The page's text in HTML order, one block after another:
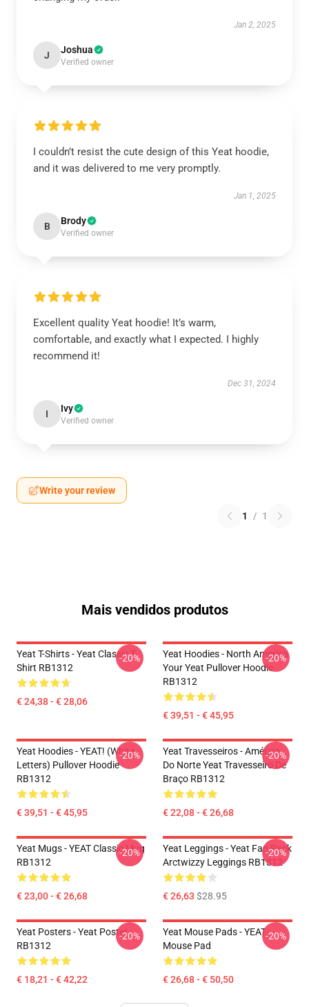
Jan 2, 2025
J Joshua
Verified owner
I couldn’t resist the cute design of this Yeat hoodie,
and it was delivered to me very promptly.
Jan 1, 2025
B Brody
Verified owner
Excellent quality Yeat hoodie! It’s warm,
comfortable, and exactly what I expected. I highly
recommend it!
Dec 31, 2024
I Ivy
Verified owner
Write your review
1 / 1
Mais vendidos produtos
Yeat T-Shirts - Yeat Classic T-
Shirt RB1312
€ 24,38 - € 28,06
-20%
Yeat Hoodies - North America
Your Yeat Pullover Hoodie
RB1312
€ 39,51 - € 45,95
-20%
Yeat Hoodies - YEAT! (white
Letters) Pullover Hoodie
RB1312
€ 39,51 - € 45,95
-20%
Yeat Travesseiros - América
Do Norte Yeat Travesseiro De
Braço RB1312
€ 22,08 - € 26,68
-20%
Yeat Mugs - YEAT Classic Mug
RB1312
€ 23,00 - € 26,68
-20%
Yeat Leggings - Yeat Fan Pack
Arctwizzy Leggings RB1312
€ 26,63 $28.95
-20%
Yeat Posters - Yeat Poster
RB1312
€ 18,21 - € 42,22
-20%
Yeat Mouse Pads - YEAT
Mouse Pad
€ 26,68 - € 50,50
-20%